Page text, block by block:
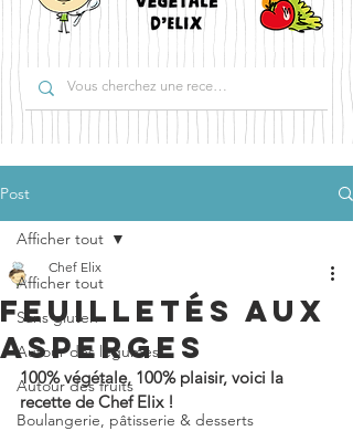
Post
Afficher tout
Sans gluten
Autour des légumes
Autour des fruits
Boulangerie, pâtisserie & desserts
Afficher tout
FEUILLETÉS AUX
ASPERGES
Chef Elix
100% végétale, 100% plaisir, voici la
recette de Chef Elix !